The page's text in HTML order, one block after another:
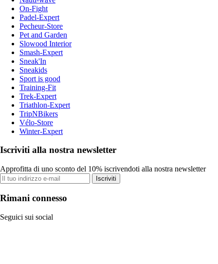
On-Fight
Padel-Expert
Pecheur-Store
Pet and Garden
Slowood Interior
Smash-Expert
Sneak'In
Sneakids
Sport is good
Training-Fit
Trek-Expert
Triathlon-Expert
TripNBikers
Vélo-Store
Winter-Expert
Iscriviti alla nostra newsletter
Approfitta di uno sconto del 10% iscrivendoti alla nostra newsletter
Iscriviti
Rimani connesso
Seguici sui social